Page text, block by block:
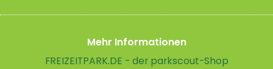
Mehr Informationen
FREIZEITPARK.DE - der parkscout-Shop